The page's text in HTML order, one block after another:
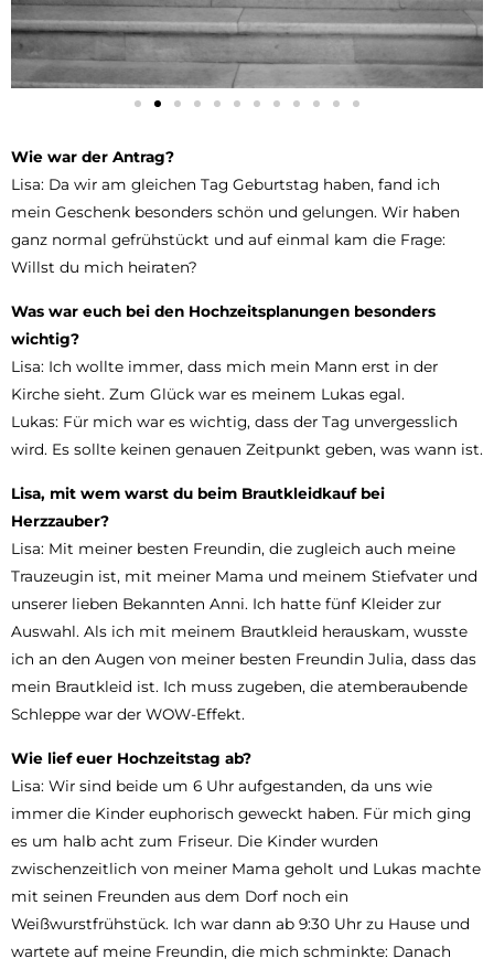
Wie war der Antrag?
Lisa: Da wir am gleichen Tag Geburtstag haben, fand ich
mein Geschenk besonders schön und gelungen. Wir haben
ganz normal gefrühstückt und auf einmal kam die Frage:
Willst du mich heiraten?
Was war euch bei den Hochzeitsplanungen besonders
wichtig?
Lisa: Ich wollte immer, dass mich mein Mann erst in der
Kirche sieht. Zum Glück war es meinem Lukas egal.
Lukas: Für mich war es wichtig, dass der Tag unvergesslich
wird. Es sollte keinen genauen Zeitpunkt geben, was wann ist.
Lisa, mit wem warst du beim Brautkleidkauf bei
Herzzauber?
Lisa: Mit meiner besten Freundin, die zugleich auch meine
Trauzeugin ist, mit meiner Mama und meinem Stiefvater und
unserer lieben Bekannten Anni. Ich hatte fünf Kleider zur
Auswahl. Als ich mit meinem Brautkleid herauskam, wusste
ich an den Augen von meiner besten Freundin Julia, dass das
mein Brautkleid ist. Ich muss zugeben, die atemberaubende
Schleppe war der WOW-Effekt.
Wie lief euer Hochzeitstag ab?
Lisa: Wir sind beide um 6 Uhr aufgestanden, da uns wie
immer die Kinder euphorisch geweckt haben. Für mich ging
es um halb acht zum Friseur. Die Kinder wurden
zwischenzeitlich von meiner Mama geholt und Lukas machte
mit seinen Freunden aus dem Dorf noch ein
Weißwurstfrühstück. Ich war dann ab 9:30 Uhr zu Hause und
wartete auf meine Freundin, die mich schminkte: Danach